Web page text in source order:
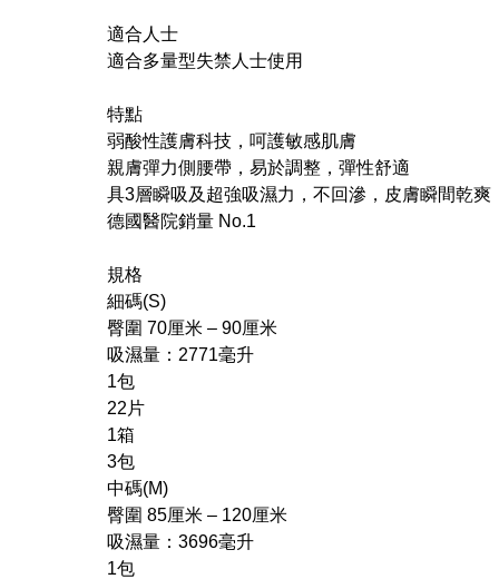
適合人士
適合多量型失禁人士​使用
特點
弱酸性護膚科技，呵護敏感肌膚
親膚彈力側腰帶，易於調整，彈性舒適
具3層瞬吸及超強吸濕力，不回滲，皮膚瞬間乾爽
德國醫院銷量 No.1
規格
細碼(S)
臀圍 70厘米 – 90厘米
吸濕量：2771毫升
1包
22片
1箱
3包
中碼(M)
臀圍 85厘米 – 120厘米
吸濕量：3696毫升
1包